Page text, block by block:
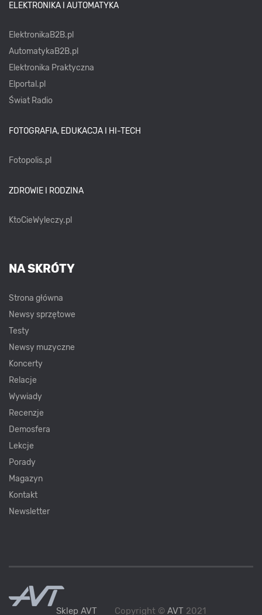
ELEKTRONIKA I AUTOMATYKA
ElektronikaB2B.pl
AutomatykaB2B.pl
Elektronika Praktyczna
Elportal.pl
Świat Radio
FOTOGRAFIA, EDUKACJA I HI-TECH
Fotopolis.pl
ZDROWIE I RODZINA
KtoCieWyleczy.pl
NA SKRÓTY
Strona główna
Newsy sprzętowe
Testy
Newsy muzyczne
Koncerty
Relacje
Wywiady
Recenzje
Demosfera
Lekcje
Porady
Magazyn
Kontakt
Newsletter
Sklep AVT Copyright © AVT 2021